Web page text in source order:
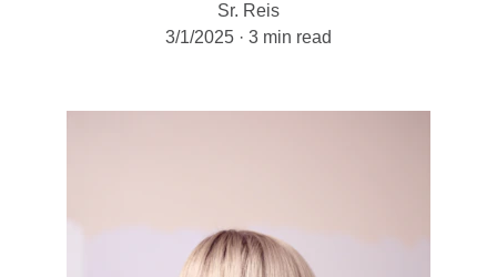
Sr. Reis
3/1/2025
3 min read